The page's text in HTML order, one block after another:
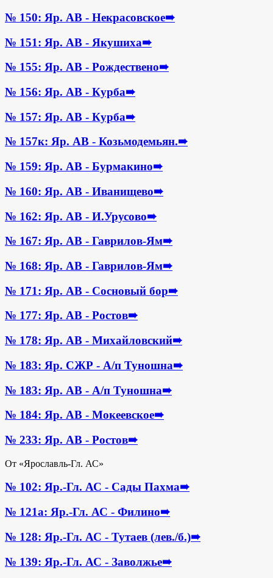
№ 150: Яр. АВ - Некрасовское➠
№ 151: Яр. АВ - Якушиха➠
№ 155: Яр. АВ - Рождествено➠
№ 156: Яр. АВ - Курба➠
№ 157: Яр. АВ - Курба➠
№ 157к: Яр. АВ - Козьмодемьян.➠
№ 159: Яр. АВ - Бурмакино➠
№ 160: Яр. АВ - Иванищево➠
№ 162: Яр. АВ - И.Урусово➠
№ 167: Яр. АВ - Гаврилов-Ям➠
№ 168: Яр. АВ - Гаврилов-Ям➠
№ 171: Яр. АВ - Сосновый бор➠
№ 177: Яр. АВ - Ростов➠
№ 178: Яр. АВ - Михайловский➠
№ 183: Яр. СЖР - А/п Туношна➠
№ 183: Яр. АВ - А/п Туношна➠
№ 184: Яр. АВ - Мокеевское➠
№ 233: Яр. АВ - Ростов➠
От «Ярославль-Гл. АС»
№ 102: Яр.-Гл. АС - Сады Пахма➠
№ 121а: Яр.-Гл. АС - Филино➠
№ 128: Яр.-Гл. АС - Тутаев (лев./б.)➠
№ 139: Яр.-Гл. АС - Заволжье➠